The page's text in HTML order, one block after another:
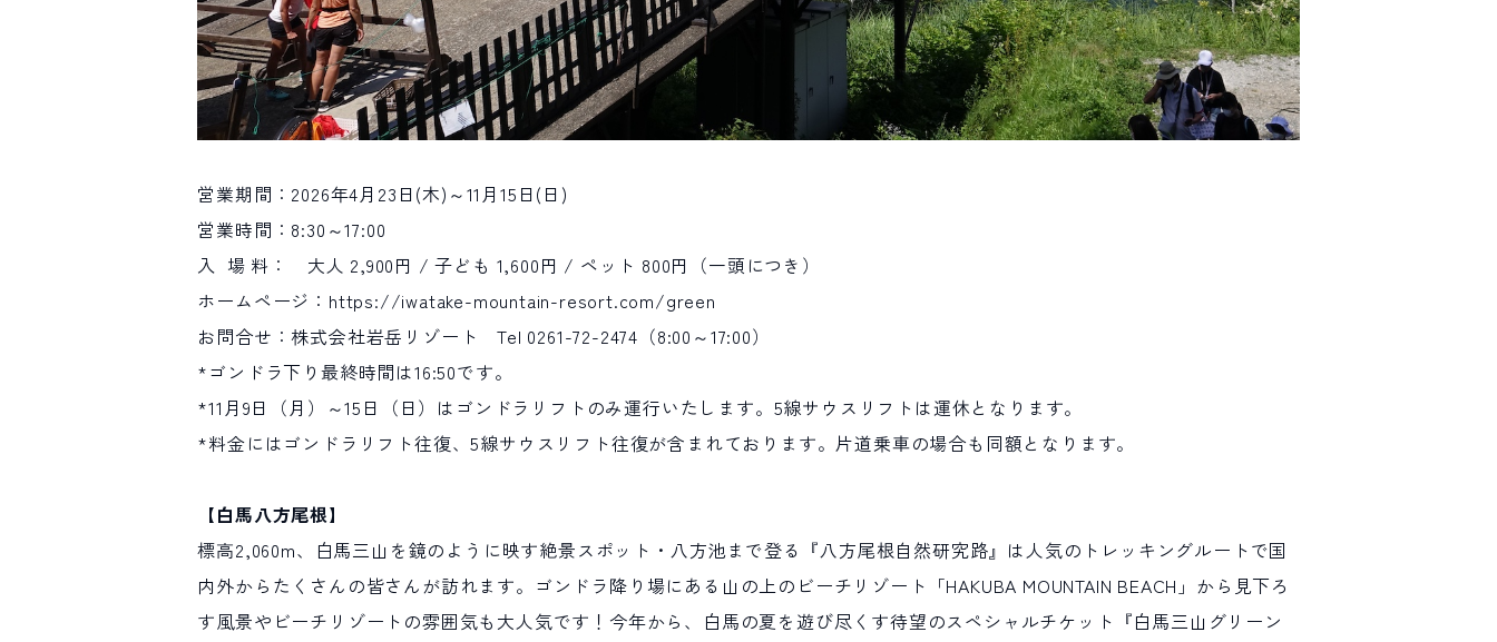
営業期間：2026年4月23日(木)～11月15日(日)
営業時間：8:30～17:00
入 場 料： 大人 2,900円 / 子ども 1,600円 / ペット 800円（一頭につき）
ホームページ： https://iwatake-mountain-resort.com/green
お問合せ：株式会社岩岳リゾート Tel 0261-72-2474 （8:00～17:00）
*ゴンドラ下り最終時間は16:50です。
*11月9日（月）～15日（日）はゴンドラリフトのみ運行いたします。5線サウスリフトは運休となります。
*料金にはゴンドラリフト往復、5線サウスリフト往復が含まれております。片道乗車の場合も同額となります。
【白馬八方尾根】
標高2,060m、白馬三山を鏡のように映す絶景スポット・八方池まで登る『八方尾根自然研究路』は人気のトレッキングルートで国
内外からたくさんの皆さんが訪れます。ゴンドラ降り場にある山の上のビーチリゾート「HAKUBA MOUNTAIN BEACH」から見下ろ
す風景やビーチリゾートの雰囲気も大人気です！今年から、白馬の夏を遊び尽くす待望のスペシャルチケット『白馬三山グリーン